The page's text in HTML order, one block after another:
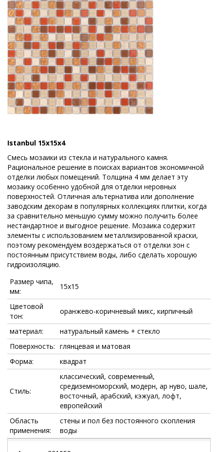
Istanbul 15x15x4
Смесь мозаики из стекла и натурального камня.
Рациональное решение в поисках вариантов экономичной
отделки любых помещений. Толщина 4 мм делает эту
мозаику особенно удобной для отделки неровных
поверхностей. Отличная альтернатива или дополнение
заводским декорам в популярных коллекциях плитки, когда
за сравнительно меньшую сумму можно получить более
нестандартное и выгодное решение. Мозаика содержит
элементы с использованием металлизированной краски,
поэтому рекомендуем воздержаться от отделки зон с
постоянным присутствием воды, либо сделать хорошую
гидроизоляцию.
Размер чипа,
мм:
15x15
Цветовой
тон:
оранжево-коричневый микс, кирпичный
материал:
натуральный камень + стекло
Поверхность: глянцевая и матовая
Форма:
квадрат
Стиль:
классический, современный,
средиземноморский, модерн, ар нуво, шале,
восточный, арабский, кэжуал, лофт,
европейский
Область
применения:
стены и пол без постоянного скопления
воды